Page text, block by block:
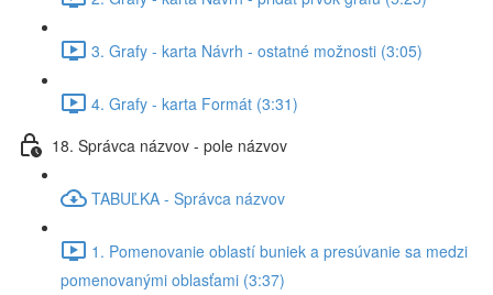
3. Grafy - karta Návrh - ostatné možnosti (3:05)
4. Grafy - karta Formát (3:31)
18. Správca názvov - pole názvov
TABUĽKA - Správca názvov
1. Pomenovanie oblastí buniek a presúvanie sa medzi
pomenovanými oblasťami (3:37)